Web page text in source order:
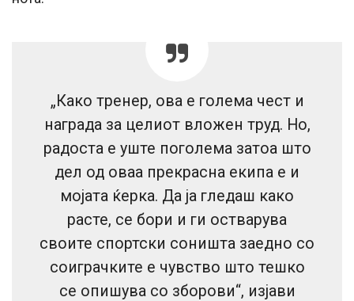
„Како тренер, ова е голема чест и
награда за целиот вложен труд. Но,
радоста е уште поголема затоа што
дел од оваа прекрасна екипа е и
мојата ќерка. Да ја гледаш како
расте, се бори и ги остварува
своите спортски соништа заедно со
соиграчките е чувство што тешко
се опишува со зборови“, изјави